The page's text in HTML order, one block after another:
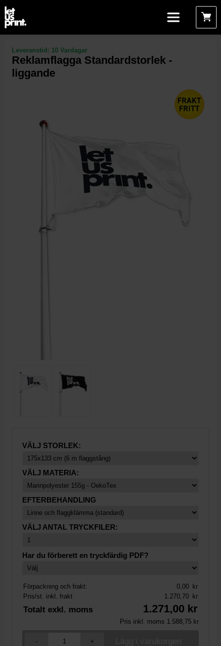
Leveranstid: 10 Vardagar
Reklamflagga Standardstorlek -
liggande
VÄLJ STORLEK:
VÄLJ MATERIA:
EFTERBEHANDLING
VÄLJ ANTAL TRYCKFILER:
Har du förberett en tryckfärdig PDF?
Förpackning och frakt: 0,00 kr
Pris/st. inkl. frakt
1.270,70 kr
Totalt exkl. moms 1.271,00 kr
Pris inkl. moms 1.588,75 kr
- +